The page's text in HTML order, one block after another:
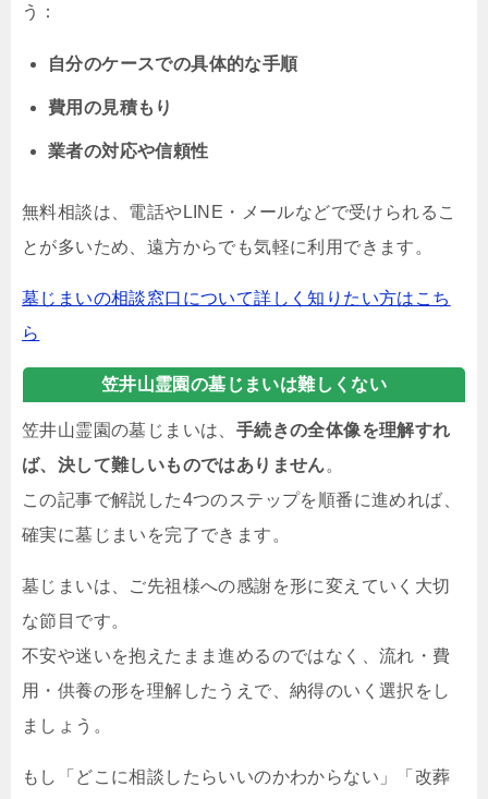
う：
自分のケースでの具体的な手順
費用の見積もり
業者の対応や信頼性
無料相談は、電話やLINE・メールなどで受けられるこ
とが多いため、遠方からでも気軽に利用できます。
墓じまいの相談窓口について詳しく知りたい方はこち
ら
笠井山霊園の墓じまいは難しくない
笠井山霊園の墓じまいは、 手続きの全体像を理解すれ
ば、決して難しいものではありません。
この記事で解説した4つのステップを順番に進めれば、
確実に墓じまいを完了できます。
墓じまいは、ご先祖様への感謝を形に変えていく大切
な節目です。
不安や迷いを抱えたまま進めるのではなく、流れ・費
用・供養の形を理解したうえで、納得のいく選択をし
ましょう。
もし「どこに相談したらいいのかわからない」「改葬